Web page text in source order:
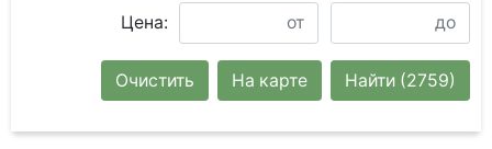
Цена:
Найти (2759)
На карте
Очистить